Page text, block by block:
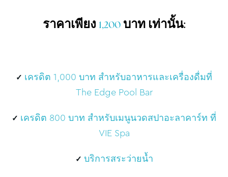
ราคาเพียง 1,200 บาท เท่านั้น:
✓ เครดิต 1,000 บาท สำหรับอาหารและเครื่องดื่มที่
The Edge Pool Bar
✓ เครดิต 800 บาท สำหรับเมนูนวดสปาอะลาคาร์ท ที่
VIE Spa
✓ บริการสระว่ายน้ำ